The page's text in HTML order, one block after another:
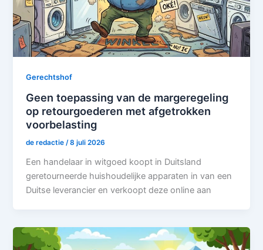
Gerechtshof
Geen toepassing van de margeregeling
op retourgoederen met afgetrokken
voorbelasting
de redactie /8 juli 2026
Een handelaar in witgoed koopt in Duitsland
geretourneerde huishoudelijke apparaten in van een
Duitse leverancier en verkoopt deze online aan